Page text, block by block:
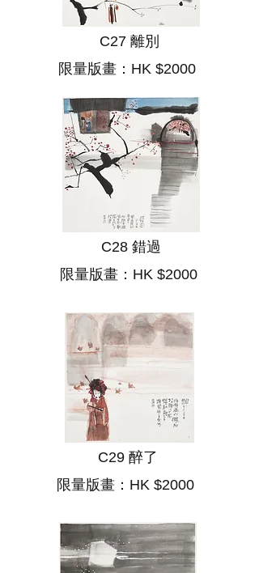
C27 離別
限量版畫：HK $2000
C28 錯過
限量版畫：HK $2000
C29 醉了
限量版畫：HK $2000